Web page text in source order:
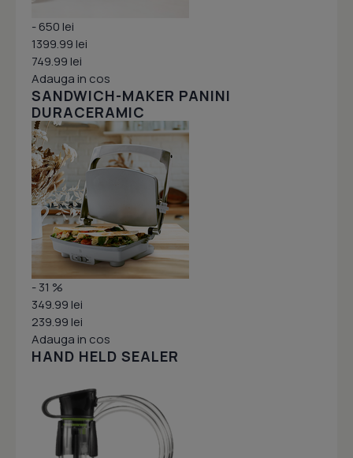
- 650 lei
1399.99 lei
749.99 lei
Adauga in cos
SANDWICH-MAKER PANINI
DURACERAMIC
- 31 %
349.99 lei
239.99 lei
Adauga in cos
HAND HELD SEALER